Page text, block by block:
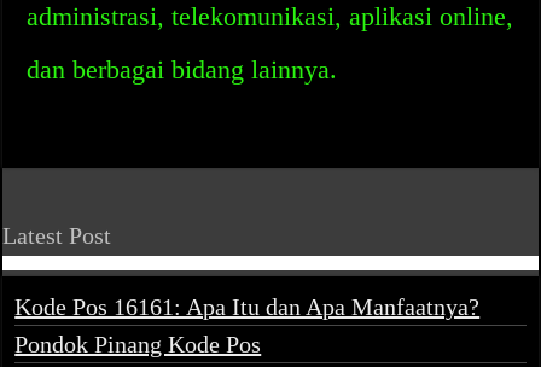
administrasi, telekomunikasi, aplikasi online,
dan berbagai bidang lainnya.
Latest Post
Kode Pos 16161: Apa Itu dan Apa Manfaatnya?
Pondok Pinang Kode Pos